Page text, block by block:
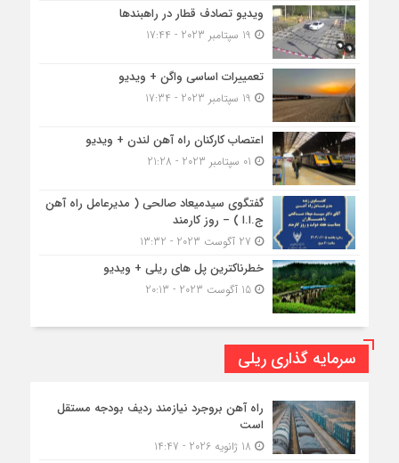
ویدیو تصادف قطار در راهبندها
تعمییرات اساسی واگن + ویدیو
اعتصاب کارکنان راه آهن لندن + ویدیو
گفتگوی سیدمیعاد صالحی ( مدیرعامل راه آهن
ج.ا.ا ) – روز کارمند
خطرناکترین پل های ریلی + ویدیو
15 آگوست 2023 - 20:13
سرمایه گذاری ریلی
راه آهن بروجرد نیازمند ردیف بودجه مستقل
است